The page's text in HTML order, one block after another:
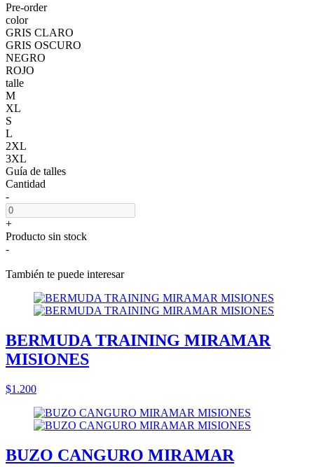
Pre-order
color
GRIS CLARO
GRIS OSCURO
NEGRO
ROJO
talle
M
XL
S
L
2XL
3XL
Guía de talles
Cantidad
-
+
Producto sin stock
-
También te puede interesar
BERMUDA TRAINING MIRAMAR
MISIONES
$1.200
BUZO CANGURO MIRAMAR